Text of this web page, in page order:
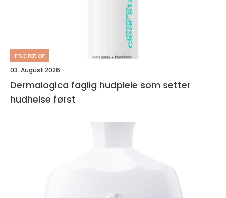
inspiration
03. August 2026
Dermalogica faglig hudpleie som setter
hudhelse først